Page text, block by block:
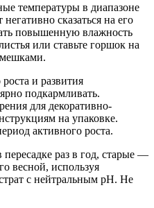
температуры в диапазоне
сказаться на его
повышенную влажность
или ставьте горшок на
и развития
подкармливать.
для декоративно-
на упаковке.
активного роста.
раз в год, старые —
весной, используя
с нейтральным pH. Не